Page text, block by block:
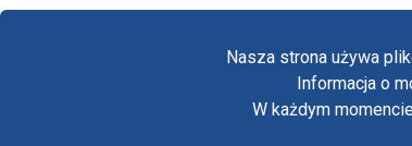
Nasza strona używa
Informacja o
W każdym
Copyright © Biuro Prasowe Jasnej